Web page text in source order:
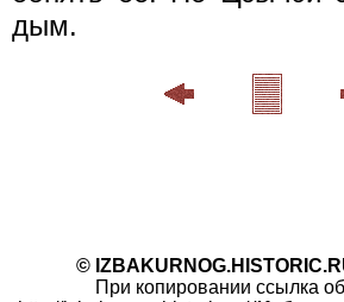
дым.
©
При копировании ссылка